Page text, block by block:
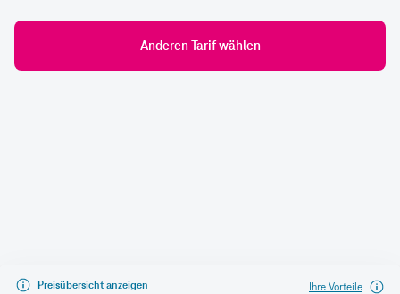
Anderen Tarif wählen
Preisübersicht anzeigen Ihre Vorteile